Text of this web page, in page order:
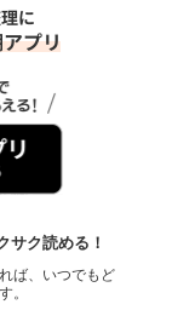
サク読める！
ば、いつでもど
。